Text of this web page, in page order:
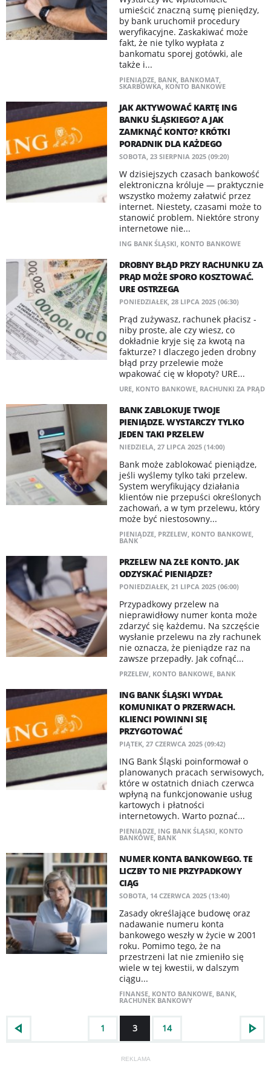
umieścić znaczną sumę pieniędzy,
by bank uruchomił procedury
weryfikacyjne. Zaskakiwać może
fakt, że nie tylko wypłata z
bankomatu sporej gotówki, ale
także i...
PIENIĄDZE, BANK, BANKOMAT,
SKARBÓWKA, KONTO BANKOWE
JAK AKTYWOWAĆ KARTĘ ING
BANKU ŚLĄSKIEGO? A JAK
ZAMKNĄĆ KONTO? KRÓTKI
PORADNIK DLA KAŻDEGO
SOBOTA, 23 SIERPNIA 2025 (09:20)
W dzisiejszych czasach bankowość
elektroniczna króluje — praktycznie
wszystko możemy załatwić przez
internet. Niestety, czasami może to
stanowić problem. Niektóre strony
internetowe nie...
ING BANK ŚLĄSKI, KONTO BANKOWE
DROBNY BŁĄD PRZY RACHUNKU ZA
PRĄD MOŻE SPORO KOSZTOWAĆ.
URE OSTRZEGA
PONIEDZIAŁEK, 28 LIPCA 2025 (06:30)
Prąd zużywasz, rachunek płacisz -
niby proste, ale czy wiesz, co
dokładnie kryje się za kwotą na
fakturze? I dlaczego jeden drobny
błąd przy przelewie może
wpakować cię w kłopoty? URE...
URE, KONTO BANKOWE, RACHUNKI ZA PRĄD
BANK ZABLOKUJE TWOJE
PIENIĄDZE. WYSTARCZY TYLKO
JEDEN TAKI PRZELEW
NIEDZIELA, 27 LIPCA 2025 (14:00)
Bank może zablokować pieniądze,
jeśli wyślemy tylko taki przelew.
System weryfikujący działania
klientów nie przepuści określonych
zachowań, a w tym przelewu, który
może być niestosowny...
PIENIĄDZE, PRZELEW, KONTO BANKOWE,
BANK
PRZELEW NA ZŁE KONTO. JAK
ODZYSKAĆ PIENIĄDZE?
PONIEDZIAŁEK, 21 LIPCA 2025 (06:00)
Przypadkowy przelew na
nieprawidłowy numer konta może
zdarzyć się każdemu. Na szczęście
wysłanie przelewu na zły rachunek
nie oznacza, że pieniądze raz na
zawsze przepadły. Jak cofnąć...
PRZELEW, KONTO BANKOWE, BANK
ING BANK ŚLĄSKI WYDAŁ
KOMUNIKAT O PRZERWACH.
KLIENCI POWINNI SIĘ
PRZYGOTOWAĆ
PIĄTEK, 27 CZERWCA 2025 (09:42)
ING Bank Śląski poinformował o
planowanych pracach serwisowych,
które w ostatnich dniach czerwca
wpłyną na funkcjonowanie usług
kartowych i płatności
internetowych. Warto poznać...
PIENIĄDZE, ING BANK ŚLĄSKI, KONTO
BANKOWE, BANK
NUMER KONTA BANKOWEGO. TE
LICZBY TO NIE PRZYPADKOWY
CIĄG
SOBOTA, 14 CZERWCA 2025 (13:40)
Zasady określające budowę oraz
nadawanie numeru konta
bankowego weszły w życie w 2001
roku. Pomimo tego, że na
przestrzeni lat nie zmieniło się
wiele w tej kwestii, w dalszym
ciągu...
FINANSE, KONTO BANKOWE, BANK,
RACHUNEK BANKOWY
1 3 14
REKLAMA